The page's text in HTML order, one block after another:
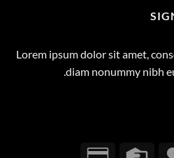
Lorem ipsum dolor sit amet,
diam nonummy nibh
MasterCard
Credit